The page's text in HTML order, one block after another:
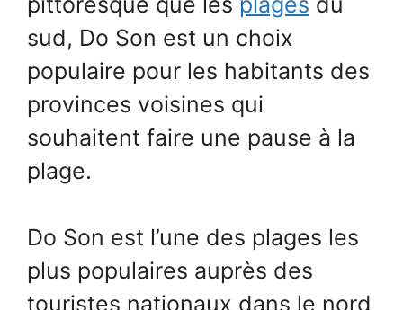
sud, Do Son est un choix
populaire pour les habitants des
provinces voisines qui
souhaitent faire une pause à la
plage.
Do Son est l’une des plages les
plus populaires auprès des
touristes nationaux dans le nord